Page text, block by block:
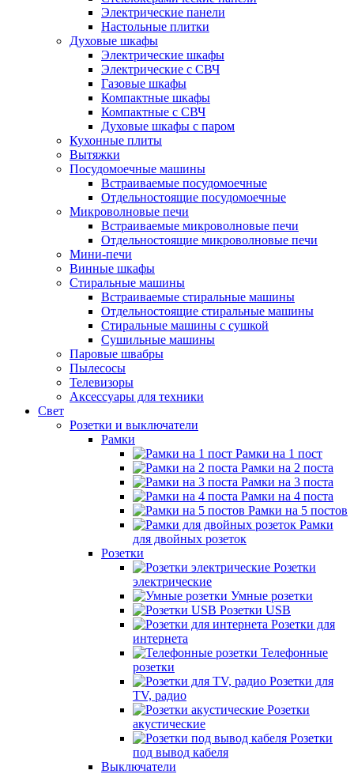
Электрические панели
Настольные плитки
Духовые шкафы
Электрические шкафы
Электрические с СВЧ
Газовые шкафы
Компактные шкафы
Компактные с СВЧ
Духовые шкафы с паром
Кухонные плиты
Вытяжки
Посудомоечные машины
Встраиваемые посудомоечные
Отдельностоящие посудомоечные
Микроволновые печи
Встраиваемые микроволновые печи
Отдельностоящие микроволновые печи
Мини-печи
Винные шкафы
Стиральные машины
Встраиваемые стиральные машины
Отдельностоящие стиральные машины
Стиральные машины с сушкой
Сушильные машины
Паровые швабры
Пылесосы
Телевизоры
Аксессуары для техники
Свет
Розетки и выключатели
Рамки
Рамки на 1 пост
Рамки на 2 поста
Рамки на 3 поста
Рамки на 4 поста
Рамки на 5 постов
Рамки
для двойных розеток
Розетки
Розетки
электрические
Умные розетки
Розетки USB
Розетки для
интернета
Телефонные
розетки
Розетки для
TV, радио
Розетки
акустические
Розетки
под вывод кабеля
Выключатели